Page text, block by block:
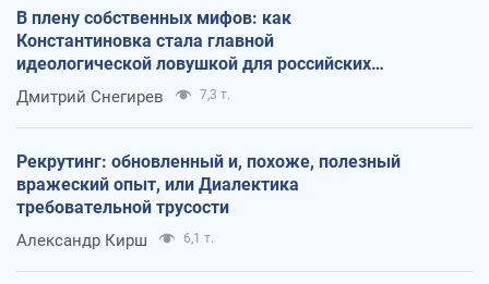
В плену собственных мифов: как
Константиновка стала главной
идеологической ловушкой для российских
оккупантов
Дмитрий Снегирев 7,3 т.
Рекрутинг: обновленный и, похоже, полезный
вражеский опыт, или Диалектика
требовательной трусости
Александр Кирш 6,1 т.